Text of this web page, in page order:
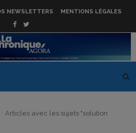
NEWSLETTERS MENTIONS LÉGALES
Articles avec les sujets "solution